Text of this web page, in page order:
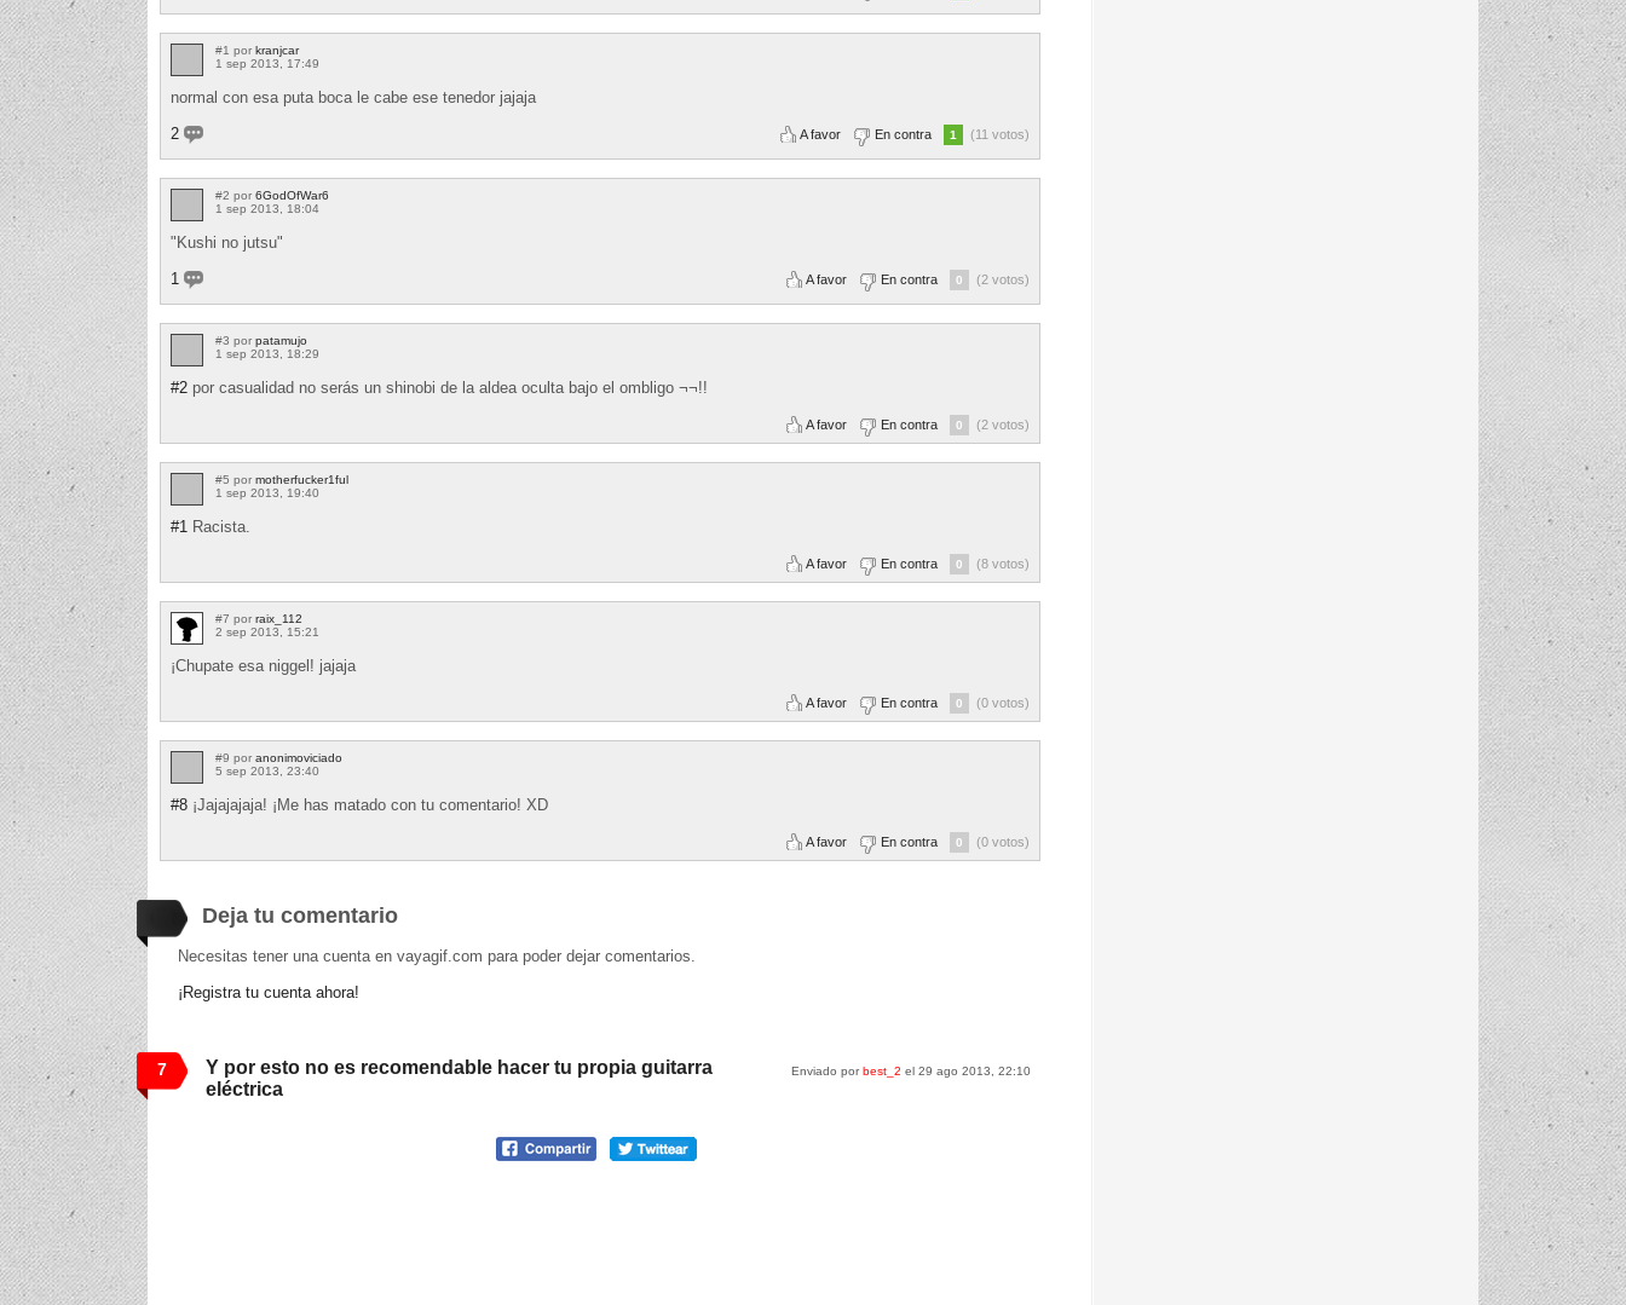
#1 por kranjcar
1 sep 2013, 17:49
normal con esa puta boca le cabe ese tenedor jajaja
2
A favor En contra 1 (11 votos)
#2 por 6GodOfWar6
1 sep 2013, 18:04
"Kushi no jutsu"
1
A favor En contra 0 (2 votos)
#3 por patamujo
1 sep 2013, 18:29
#2 por casualidad no serás un shinobi de la aldea oculta bajo el ombligo ¬¬!!
A favor En contra 0 (2 votos)
#5 por motherfucker1ful
1 sep 2013, 19:40
#1 Racista.
A favor En contra 0 (8 votos)
#7 por raix_112
2 sep 2013, 15:21
¡Chupate esa niggel! jajaja
A favor En contra 0 (0 votos)
#9 por anonimoviciado
5 sep 2013, 23:40
#8 ¡Jajajajaja! ¡Me has matado con tu comentario! XD
A favor En contra 0 (0 votos)
Deja tu comentario
Necesitas tener una cuenta en vayagif.com para poder dejar comentarios.
¡Registra tu cuenta ahora!
7 Enviado porbest_2 el 29 ago 2013, 22:10
Y por esto no es recomendable hacer tu propia guitarra
eléctrica